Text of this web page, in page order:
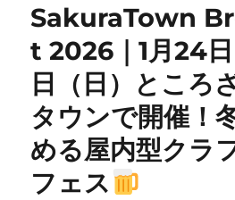
SakuraTown
t 2026｜1月24
日（日）ところ
タウンで開催！
める屋内型クラ
フェス